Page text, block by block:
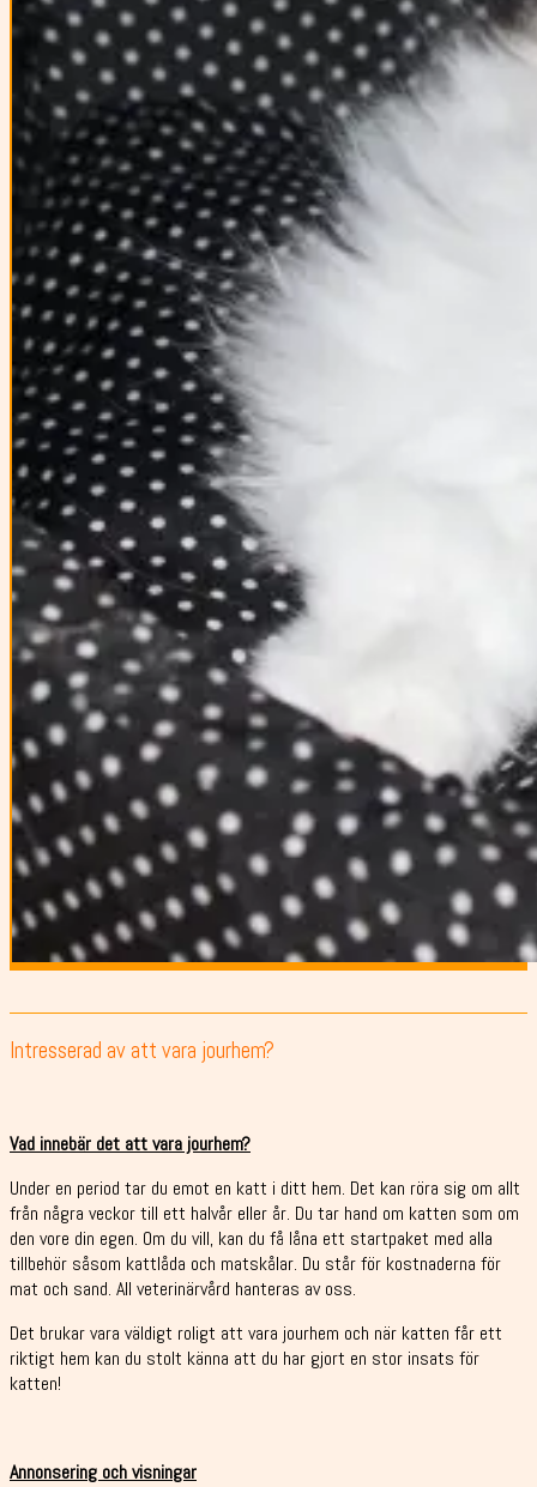
Intresserad av att vara jourhem?
Vad innebär det att vara jourhem?
Under en period tar du emot en katt i ditt hem. Det kan röra sig om allt
från några veckor till ett halvår eller år. Du tar hand om katten som om
den vore din egen. Om du vill, kan du få låna ett startpaket med alla
tillbehör såsom kattlåda och matskålar. Du står för kostnaderna för
mat och sand. All veterinärvård hanteras av oss.
Det brukar vara väldigt roligt att vara jourhem och när katten får ett
riktigt hem kan du stolt känna att du har gjort en stor insats för
katten!
Annonsering och visningar